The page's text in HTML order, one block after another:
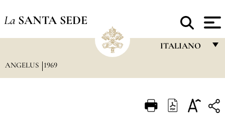
La SANTA SEDE
ITALIANO
ITALIANO
ANGELUS 1969